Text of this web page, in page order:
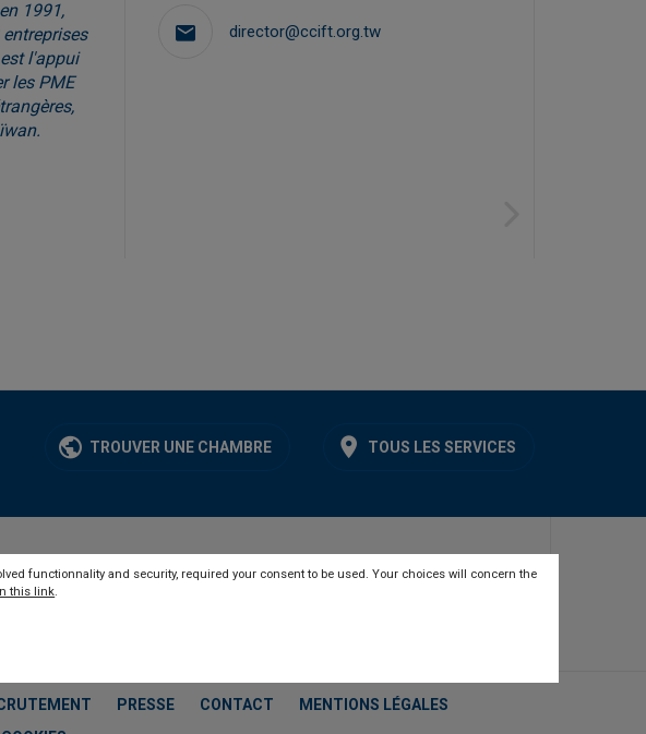
functionnality and security, required your consent to be used. Your choices will concern the
this link.
1991,
l'appui
les PME
director@ccift.org.tw
TOUS LES SERVICES
TROUVER UNE CHAMBRE
PRESSE CONTACT
MENTIONS LÉGALES